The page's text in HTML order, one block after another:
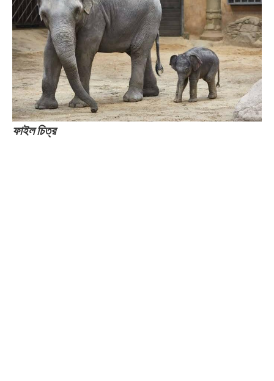
ফাইল চিত্র